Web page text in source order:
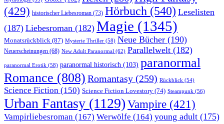
(429) historischer Liebesroman (73) Hörbuch (540) Leselisten
(187) Liebesroman (182) Magie (1345)
Monatsrückblick (87) Mysterie Thriller (58) Neue Bücher (190)
Neuerscheinungen (68) New Adult Paranormal (62) Parallelwelt (182)
paranormal Erotik (58) paranormal historisch (103) paranormal
Romance (808) Romantasy (259) Rückblick (54)
Science Fiction (150) Science Fiction Lovestory (74) Steampunk (56)
Urban Fantasy (1129) Vampire (421)
Vampirliebesroman (167) Werwölfe (164) young adult (175)